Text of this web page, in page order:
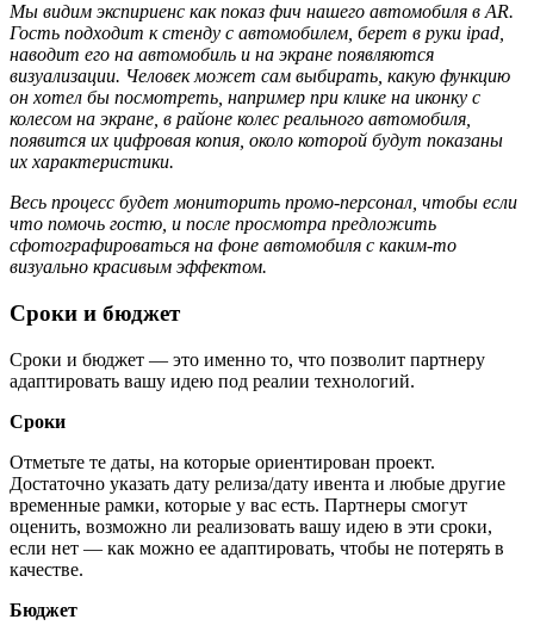
Мы видим экспириенс как показ фич нашего автомобиля в AR.
Гость подходит к стенду с автомобилем, берет в руки ipad,
наводит его на автомобиль и на экране появляются
визуализации. Человек может сам выбирать, какую функцию
он хотел бы посмотреть, например при клике на иконку с
колесом на экране, в районе колес реального автомобиля,
появится их цифровая копия, около которой будут показаны
их характеристики.
Весь процесс будет мониторить промо-персонал, чтобы если
что помочь гостю, и после просмотра предложить
сфотографироваться на фоне автомобиля с каким-то
визуально красивым эффектом.
Сроки и бюджет
Сроки и бюджет — это именно то, что позволит партнеру
адаптировать вашу идею под реалии технологий.
Сроки
Отметьте те даты, на которые ориентирован проект.
Достаточно указать дату релиза/дату ивента и любые другие
временные рамки, которые у вас есть. Партнеры смогут
оценить, возможно ли реализовать вашу идею в эти сроки,
если нет — как можно ее адаптировать, чтобы не потерять в
качестве.
Бюджет